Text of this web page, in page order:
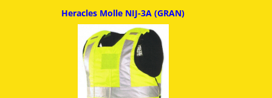
Heracles Molle NIJ-3A (GRAN)